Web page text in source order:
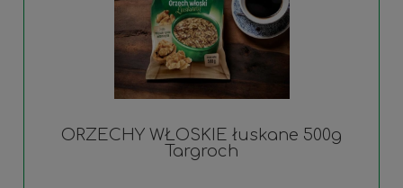
ORZECHY WŁOSKIE łuskane 500g
Targroch